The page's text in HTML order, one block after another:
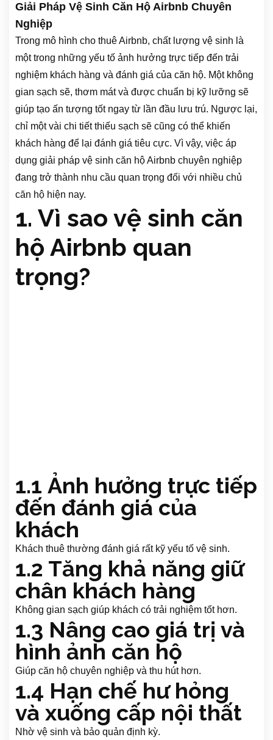
Giải Pháp Vệ Sinh Căn Hộ Airbnb Chuyên
Nghiệp
Trong mô hình cho thuê Airbnb, chất lượng vệ sinh là
một trong những yếu tố ảnh hưởng trực tiếp đến trải
nghiệm khách hàng và đánh giá của căn hộ. Một không
gian sạch sẽ, thơm mát và được chuẩn bị kỹ lưỡng sẽ
giúp tạo ấn tượng tốt ngay từ lần đầu lưu trú. Ngược lại,
chỉ một vài chi tiết thiếu sạch sẽ cũng có thể khiến
khách hàng để lại đánh giá tiêu cực. Vì vậy, việc áp
dụng giải pháp vệ sinh căn hộ Airbnb chuyên nghiệp
đang trở thành nhu cầu quan trọng đối với nhiều chủ
căn hộ hiện nay.
1. Vì sao vệ sinh căn
hộ Airbnb quan
trọng?
1.1 Ảnh hưởng trực tiếp
đến đánh giá của
khách
Khách thuê thường đánh giá rất kỹ yếu tố vệ sinh.
1.2 Tăng khả năng giữ
chân khách hàng
Không gian sạch giúp khách có trải nghiệm tốt hơn.
1.3 Nâng cao giá trị và
hình ảnh căn hộ
Giúp căn hộ chuyên nghiệp và thu hút hơn.
1.4 Hạn chế hư hỏng
và xuống cấp nội thất
Nhờ vệ sinh và bảo quản định kỳ.